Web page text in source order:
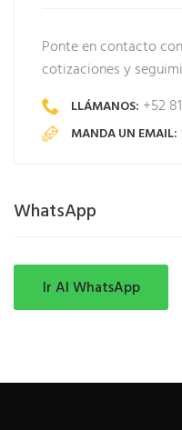
Ponte en contacto
cotizaciones y
LLÁMANOS: +52
MANDA UN EMAIL:
WhatsApp
Ir Al WhatsApp